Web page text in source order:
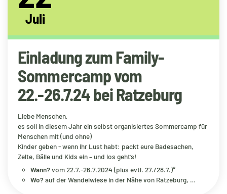
Juli
Einladung zum Family-
Sommercamp vom
22.-26.7.24 bei Ratzeburg
Liebe Menschen,
es soll in diesem Jahr ein selbst organisiertes Sommercamp für
Menschen mit (und ohne)
Kinder geben - wenn ihr Lust habt: packt eure Badesachen,
Zelte, Bälle und Kids ein – und los geht‘s!
Wann?vom 22.7.-26.7.2024 (plus evtl. 27./28.7.)°
Wo?auf der Wandelwiese in der Nähe von Ratzeburg, …